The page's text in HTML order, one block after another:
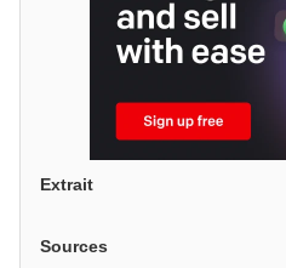
Extrait
Sources